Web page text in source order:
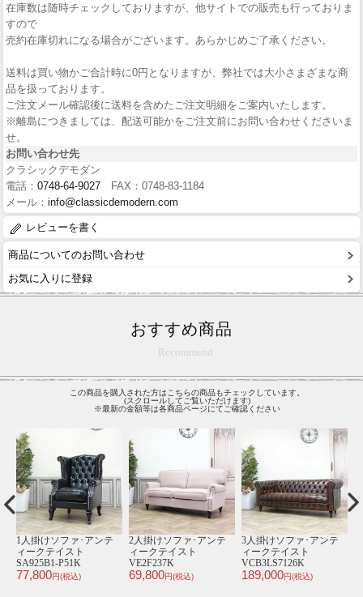
在庫数は随時チェックしておりますが、他サイトでの販売も行っておりま
すので
売約在庫切れになる場合がございます。あらかじめご了承ください。
送料は買い物かご合計時に0円となりますが、弊社では大小さまざまな商
品を扱っております。
ご注文メール確認後に送料を含めたご注文明細をご案内いたします。
※離島につきましては、配送可能かをご注文前にお問い合わせくださいま
せ。
お問い合わせ先
クラシックデモダン
電話： 0748-64-9027 FAX：0748-83-1184
メール： info@classicdemodern.com
レビューを書く
商品についてのお問い合わせ
お気に入りに登録
おすすめ商品
Recommend
この商品を購入された方はこちらの商品もチェックしています。
(スクロールしてご覧いただけます)
※最新の金額等は各商品ページにてご確認ください
1人掛けソファ･アンテ
ィークテイスト
ST1002-1-10F112B
89,800円(税込)
スツール･アンティーク
テイスト VOSL914K
75,800円(税込)
シングルチェア･アンテ
ィークテイスト TB4-
18P65B
44,800円(税込)